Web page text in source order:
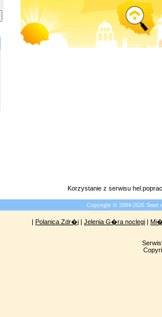
Korzystanie z serwisu
Copyright © 2004-2026
| Polanica Zdr�j | Jelenia G�ra noclegi |